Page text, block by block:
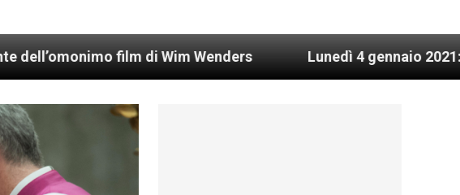
di Wim Wenders Lunedì 4 gennaio 2021: Possesso